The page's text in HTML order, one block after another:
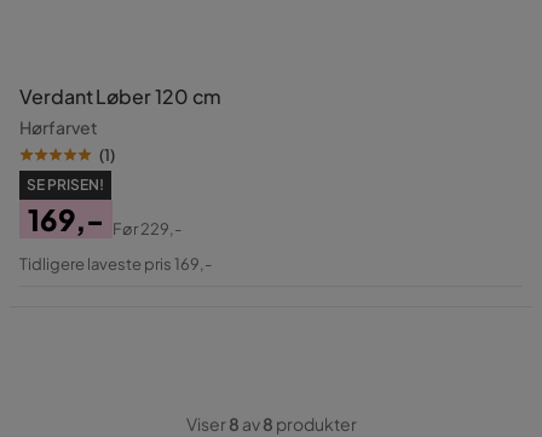
Verdant Løber 120 cm
Hørfarvet
(1)
SE PRISEN!
Pris
169,-
Original
Før229,-
Tidligere laveste pris 169,-
Viser8 av8 produkter